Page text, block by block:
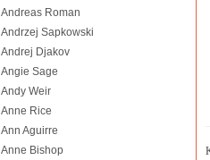
Andreas Roman
Andrzej Sapkowski
Andrej Djakov
Angie Sage
Andy Weir
Anne Rice
Ann Aguirre
Anne Bishop